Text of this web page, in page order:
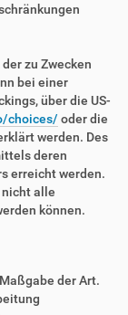
zu Zwecken
bei einer
über die US-
choices/ oder die
werden. Des
deren
erreicht werden.
nicht alle
können.
der Art.